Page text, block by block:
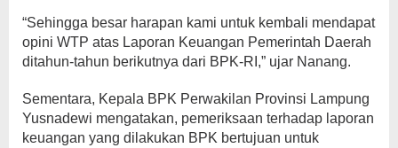
“Sehingga besar harapan kami untuk kembali mendapat
opini WTP atas Laporan Keuangan Pemerintah Daerah
ditahun-tahun berikutnya dari BPK-RI,” ujar Nanang.
Sementara, Kepala BPK Perwakilan Provinsi Lampung
Yusnadewi mengatakan, pemeriksaan terhadap laporan
keuangan yang dilakukan BPK bertujuan untuk